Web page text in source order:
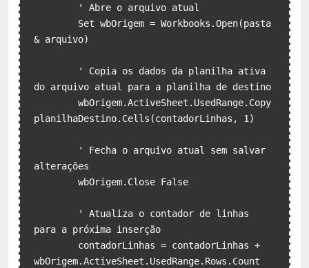
& arquivo)
do arquivo atual para a planilha de destino
planilhaDestino.Cells(contadorLinhas, 1)
alterações
para a próxima inserção
wbOrigem.ActiveSheet.UsedRange.Rows.Count